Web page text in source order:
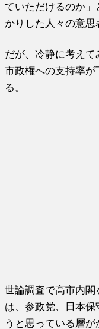
ていただけるのか
かりした人々の意思
だが、冷静に考え
市政権への支持率
る。
世論調査で高市内閣
は、参政党、日本保
うと思っている層